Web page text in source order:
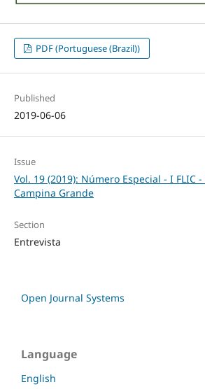
PDF (Portuguese (Brazil))
Published
2019-06-06
Issue
Vol. 19 (2019): Número Especial - I FLIC
Campina Grande
Section
Entrevista
Open Journal Systems
Language
English